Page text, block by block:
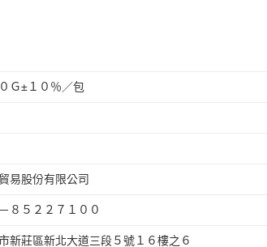
Ｇ±１０％／包
易股份有限公司
８５２２７１００
新莊區新北大道三段５號１６樓之６